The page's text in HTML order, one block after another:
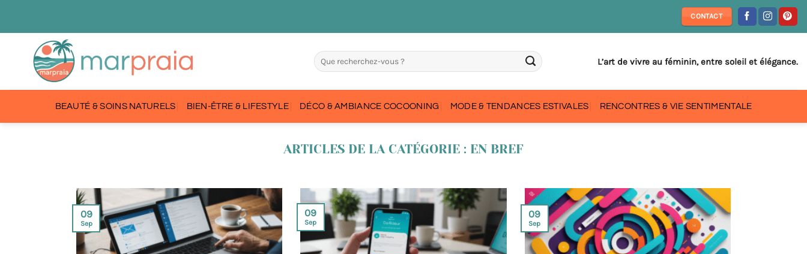
CONTACT
L’art de vivre au féminin, entre soleil et élégance.
BEAUTÉ & SOINS NATURELS BIEN-ÊTRE & LIFESTYLE DÉCO & AMBIANCE COCOONING MODE & TENDANCES ESTIVALES RENCONTRES & VIE SENTIMENTALE
EN BREF
09
Sep
09
Sep
09
Sep